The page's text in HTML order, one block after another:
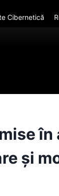
Cibernetică
și